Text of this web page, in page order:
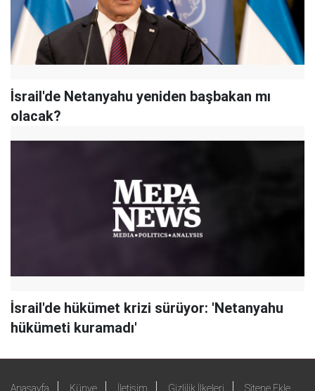
İsrail'de Netanyahu yeniden başbakan mı
olacak?
İsrail'de hükümet krizi sürüyor: 'Netanyahu
hükümeti kuramadı'
Anasayfa Künye İletişim Gizlilik İlkeleri Sitene Ekle